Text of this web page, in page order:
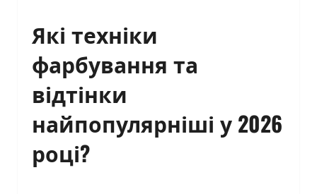
Які техніки
фарбування та
відтінки
найпопулярніші у 2026
році?